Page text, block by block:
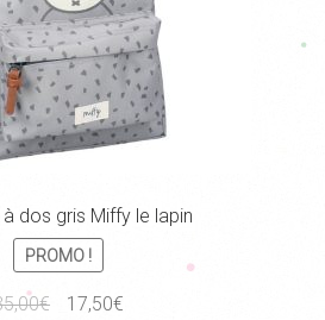
dos gris Miffy le lapin
PROMO !
€
Le17,50€Le